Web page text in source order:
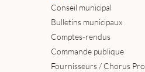
Conseil municipal
Bulletins municipaux
Comptes-rendus
Commande publique
Fournisseurs / Chorus Pro